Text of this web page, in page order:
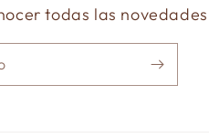
todas las novedades